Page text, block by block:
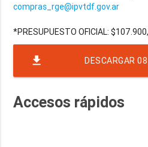
compras_rge@ipvtdf.gov.ar
file_download DESCARGAR
Accesos rápidos